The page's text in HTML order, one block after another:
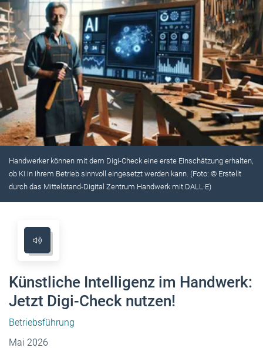
Handwerker können mit dem Digi-Check eine erste Einschätzung erhalten,
ob KI in ihrem Betrieb sinnvoll eingesetzt werden kann. (Foto: © Erstellt
durch das Mittelstand-Digital Zentrum Handwerk mit DALL·E)
Künstliche Intelligenz im Handwerk:
Jetzt Digi-Check nutzen!
Betriebsführung
Mai 2026